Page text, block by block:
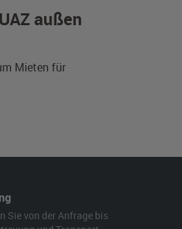
außen
Mieten für
Sie von der Anfrage bis